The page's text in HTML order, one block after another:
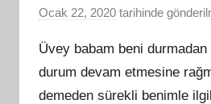
Ocak 22, 2020 tarihinde
Üvey babam beni
durum devam etmesine
demeden sürekli benimle